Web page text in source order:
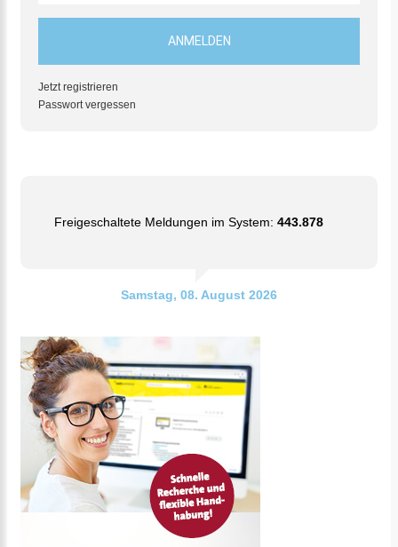
Jetzt registrieren
Passwort vergessen
Freigeschaltete Meldungen im System: 443.878
Samstag, 08. August 2026